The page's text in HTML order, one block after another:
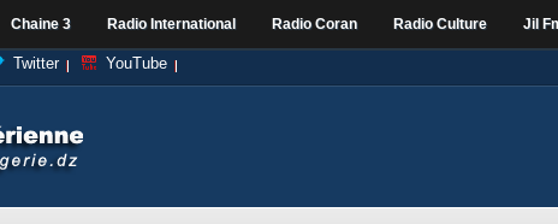
Chaine 3 Radio International Radio Coran Radio Culture Jil
Twitter YouTube